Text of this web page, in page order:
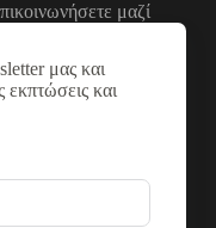
μας και
εκπτώσεις και
μαζί
Φλώρινα,